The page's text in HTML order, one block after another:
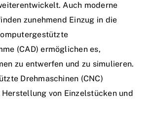
Auch moderne
zunehmend Einzug in die
(CAD) ermöglichen es,
zu entwerfen und zu simulieren.
Drehmaschinen (CNC)
von Einzelstücken und